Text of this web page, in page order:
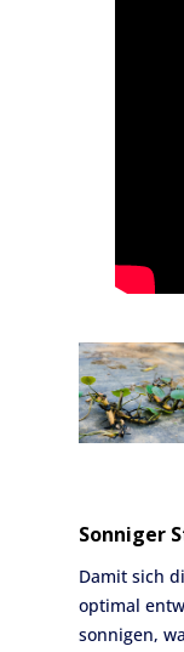
Sonniger
Damit sich
optimal
sonnigen,